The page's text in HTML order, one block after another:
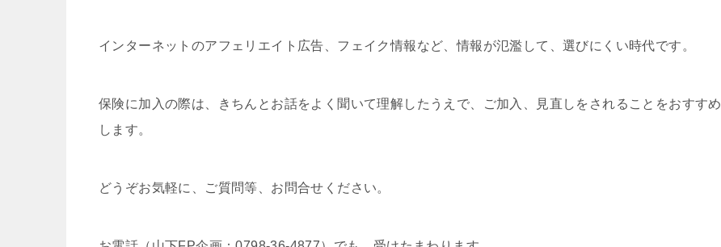
インターネットのアフェリエイト広告、フェイク情報など、情報が氾濫して、選びにくい時代です。
保険に加入の際は、きちんとお話をよく聞いて理解したうえで、ご加入、見直しをされることをおすすめ
します。
どうぞお気軽に、ご質問等、お問合せください。